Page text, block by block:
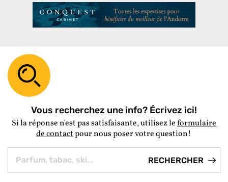
Vous recherchez une info? Écrivez ici!
Si la réponse n'est pas satisfaisante, utilisez leformulaire
de contactpour nous poser votre question!